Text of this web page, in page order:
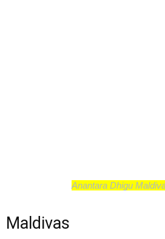
Anantara Dhigu
Maldivas